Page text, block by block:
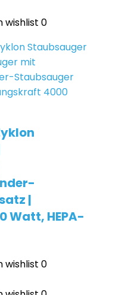
wishlist 0
|
Watt, HEPA-
wishlist 0